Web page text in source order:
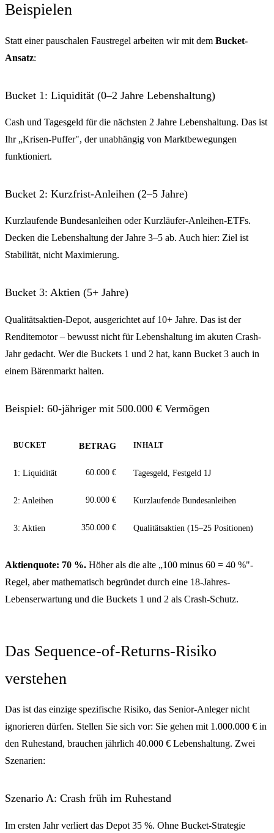
Beispielen
Statt einer pauschalen Faustregel arbeiten wir mit dem Bucket-
Ansatz:
Bucket 1: Liquidität (0–2 Jahre Lebenshaltung)
Cash und Tagesgeld für die nächsten 2 Jahre Lebenshaltung. Das ist
Ihr „Krisen-Puffer", der unabhängig von Marktbewegungen
funktioniert.
Bucket 2: Kurzfrist-Anleihen (2–5 Jahre)
Kurzlaufende Bundesanleihen oder Kurzläufer-Anleihen-ETFs.
Decken die Lebenshaltung der Jahre 3–5 ab. Auch hier: Ziel ist
Stabilität, nicht Maximierung.
Bucket 3: Aktien (5+ Jahre)
Qualitätsaktien-Depot, ausgerichtet auf 10+ Jahre. Das ist der
Renditemotor – bewusst nicht für Lebenshaltung im akuten Crash-
Jahr gedacht. Wer die Buckets 1 und 2 hat, kann Bucket 3 auch in
einem Bärenmarkt halten.
Beispiel: 60-jähriger mit 500.000 € Vermögen
BUCKET BETRAG INHALT
1: Liquidität 60.000 € Tagesgeld, Festgeld 1J
2: Anleihen 90.000 € Kurzlaufende Bundesanleihen
3: Aktien 350.000 € Qualitätsaktien (15–25 Positionen)
Aktienquote: 70 %. Höher als die alte „100 minus 60 = 40 %"-
Regel, aber mathematisch begründet durch eine 18-Jahres-
Lebenserwartung und die Buckets 1 und 2 als Crash-Schutz.
Das Sequence-of-Returns-Risiko
verstehen
Das ist das einzige spezifische Risiko, das Senior-Anleger nicht
ignorieren dürfen. Stellen Sie sich vor: Sie gehen mit 1.000.000 € in
den Ruhestand, brauchen jährlich 40.000 € Lebenshaltung. Zwei
Szenarien:
Szenario A: Crash früh im Ruhestand
Im ersten Jahr verliert das Depot 35 %. Ohne Bucket-Strategie